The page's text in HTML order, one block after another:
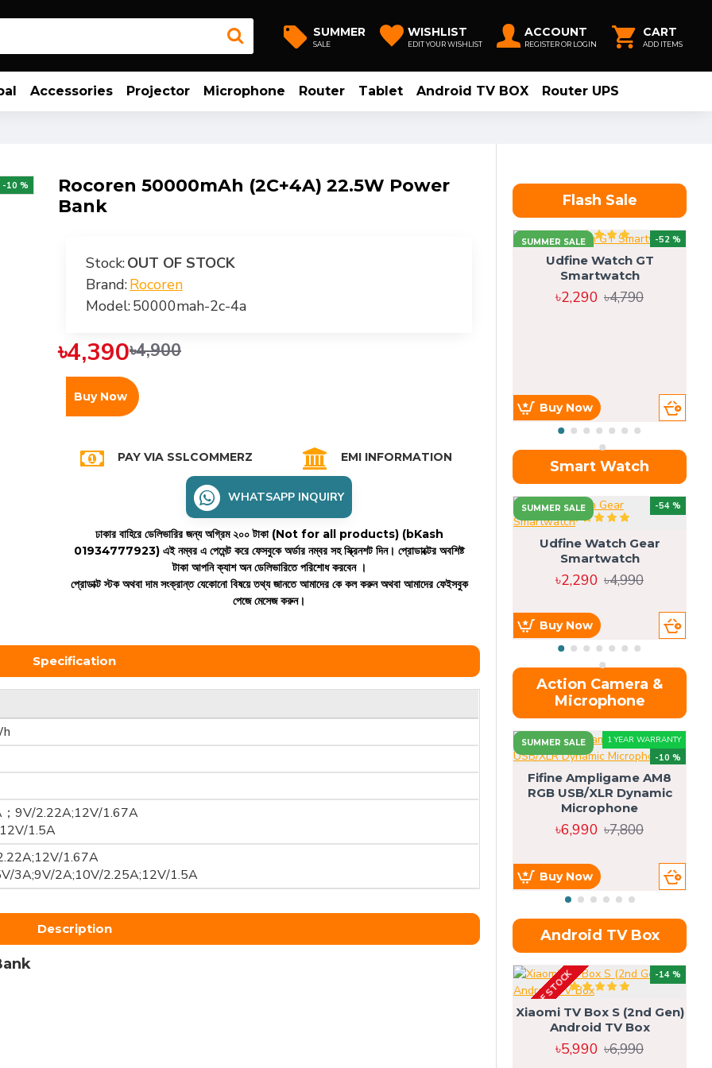
SUMMER
SALE
WISHLIST
EDIT YOUR WISHLIST
ACCOUNT
REGISTER OR LOGIN
CART
ADD ITEMS
Accessories Projector Microphone Router Tablet Android TV BOX Router UPS
-10 %
Rocoren 50000mAh (2C+4A) 22.5W Power
Bank
Stock:OUT OF STOCK
Brand:Rocoren
Model:50000mah-2c-4a
৳4,390৳4,900
Buy Now
PAY VIA SSLCOMMERZ EMI INFORMATION
WHATSAPP INQUIRY
ঢাকার বাহিরে ডেলিভারির জন্য অগ্রিম ২০০ টাকা (Not for all products) (bKash
01934777923) এই নম্বর এ পেমেন্ট করে ফেসবুকে অর্ডার নম্বর সহ স্ক্রিনশট দিন। প্রোডাক্টের অবশিষ্ট
টাকা আপনি ক্যাশ অন ডেলিভারিতে পরিশোধ করবেন ।
প্রোডাক্ট স্টক অথবা দাম সংক্রান্ত যেকোনো বিষয়ে তথ্য জানতে আমাদের কে কল করুন অথবা আমাদের ফেইসবুক
পেজে মেসেজ করুন।
Specification
9V/2.22A;12V/1.67A
1.5A
1.67A
3A;9V/2A;10V/2.25A;12V/1.5A
Description
Flash Sale
SUMMER SALE -52 %
Udfine Watch GT
Smartwatch
৳2,290 ৳4,790
Buy Now
Smart Watch
SUMMER SALE -54 %
Udfine Watch Gear
Smartwatch
৳2,290 ৳4,990
Buy Now
Action Camera &
Microphone
SUMMER SALE 1 YEAR WARRANTY
-10 %
Fifine Ampligame AM8
RGB USB/XLR Dynamic
Microphone
৳6,990 ৳7,800
Buy Now
Android TV Box
-14 %
OUT OF STOCK
Xiaomi TV Box S (2nd Gen)
Android TV Box
৳5,990 ৳6,990